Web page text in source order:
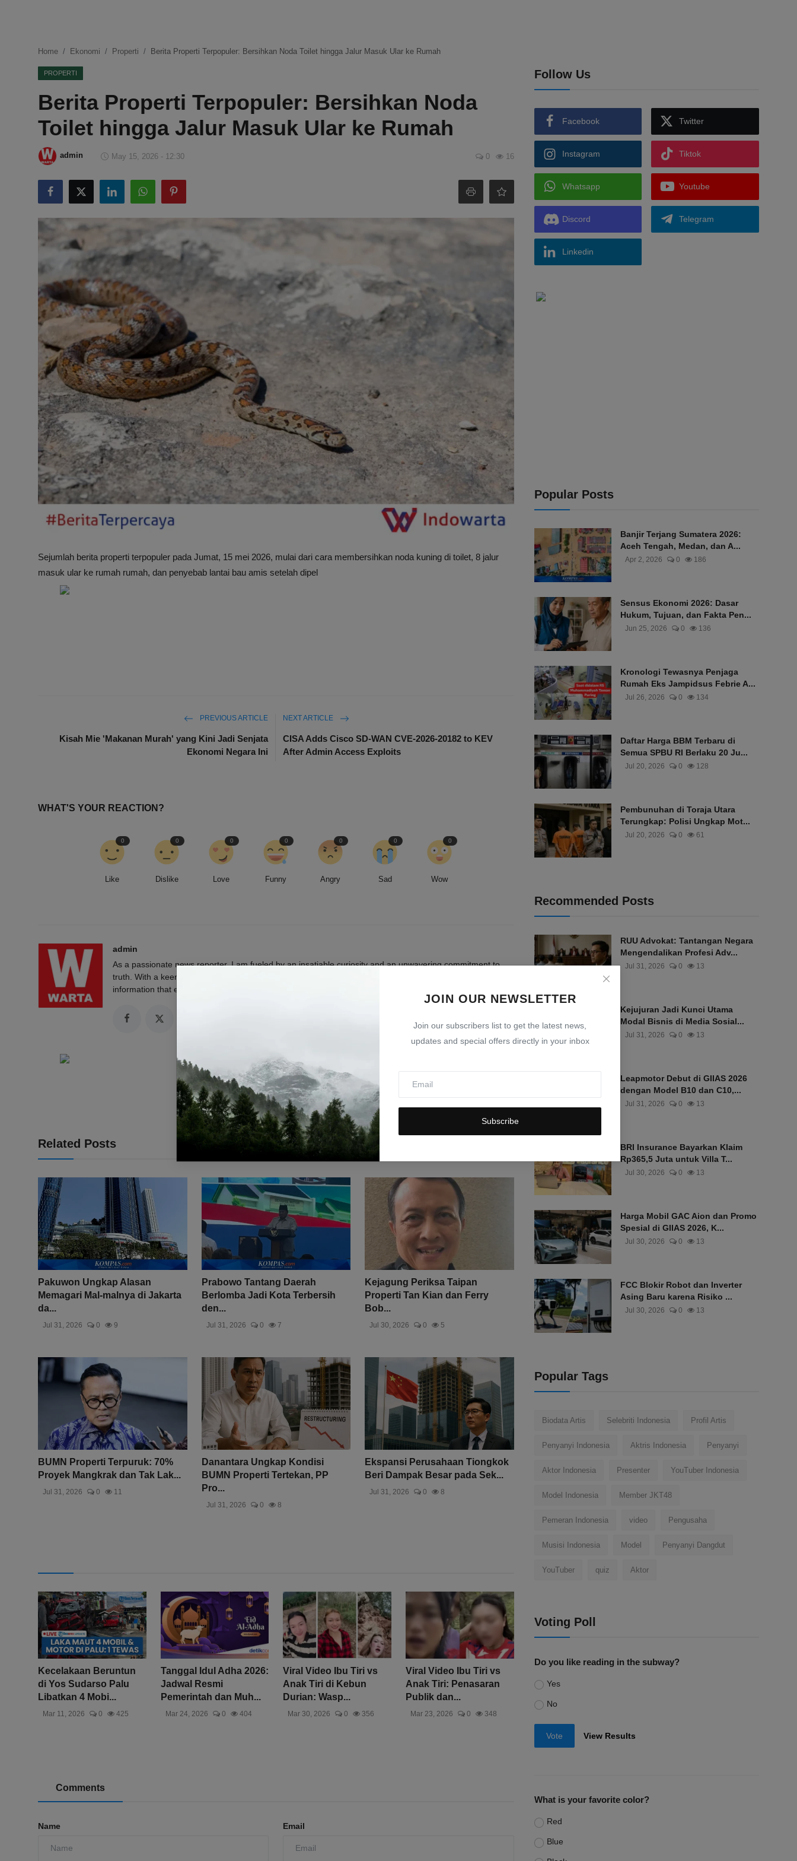
Ekonomi
Internasional
Teknologi
Hiburan
Kesehatan
JOIN OUR NEWSLETTER
Join our subscribers list to get the latest news,
updates and special offers directly in your inbox
Subscribe
Home Ekonomi Properti Berita Properti Terpopuler: Bersihkan Noda Toilet hingga Jalur Masuk Ular ke Rumah
PROPERTI
Berita Properti Terpopuler: Bersihkan Noda
Toilet hingga Jalur Masuk Ular ke Rumah
admin May 15, 2026 - 12:30 0 16
Sejumlah berita properti terpopuler pada Jumat, 15 mei 2026, mulai dari cara membersihkan noda kuning di toilet, 8 jalur
masuk ular ke rumah rumah, dan penyebab lantai bau amis setelah dipel
PREVIOUS ARTICLE
Kisah Mie 'Makanan Murah' yang Kini Jadi Senjata
Ekonomi Negara Ini
NEXT ARTICLE
CISA Adds Cisco SD-WAN CVE-2026-20182 to KEV
After Admin Access Exploits
WHAT'S YOUR REACTION?
Like
0
Dislike
0
Love
0
Funny
0
Angry
0
Sad
0
Wow
0
admin
As a passionate news reporter, I am fueled by an insatiable curiosity and an unwavering commitment to
truth. With a keen eye for detail and a relentless pursuit of stories, I strive to deliver timely and accurate
information that empowers and engages readers.
Related Posts
Pakuwon Ungkap Alasan
Memagari Mal-malnya di Jakarta
da...
Jul 31, 2026 0 9
Prabowo Tantang Daerah
Berlomba Jadi Kota Terbersih
den...
Jul 31, 2026 0 7
Kejagung Periksa Taipan
Properti Tan Kian dan Ferry
Bob...
Jul 30, 2026 0 5
BUMN Properti Terpuruk: 70%
Proyek Mangkrak dan Tak Lak...
Jul 31, 2026 0 11
Danantara Ungkap Kondisi
BUMN Properti Tertekan, PP
Pro...
Jul 31, 2026 0 8
Ekspansi Perusahaan Tiongkok
Beri Dampak Besar pada Sek...
Jul 31, 2026 0 8
Kecelakaan Beruntun
di Yos Sudarso Palu
Libatkan 4 Mobi...
Mar 11, 2026 0 425
Tanggal Idul Adha 2026:
Jadwal Resmi
Pemerintah dan Muh...
Mar 24, 2026 0 404
Viral Video Ibu Tiri vs
Anak Tiri di Kebun
Durian: Wasp...
Mar 30, 2026 0 356
Viral Video Ibu Tiri vs
Anak Tiri: Penasaran
Publik dan...
Mar 23, 2026 0 348
Comments
Name Email
Follow Us
Facebook Twitter
Instagram Tiktok
Whatsapp Youtube
Discord Telegram
Linkedin
Popular Posts
Banjir Terjang Sumatera 2026:
Aceh Tengah, Medan, dan A...
Apr 2, 2026 0 186
Sensus Ekonomi 2026: Dasar
Hukum, Tujuan, dan Fakta Pen...
Jun 25, 2026 0 136
Kronologi Tewasnya Penjaga
Rumah Eks Jampidsus Febrie A...
Jul 26, 2026 0 134
Daftar Harga BBM Terbaru di
Semua SPBU RI Berlaku 20 Ju...
Jul 20, 2026 0 128
Pembunuhan di Toraja Utara
Terungkap: Polisi Ungkap Mot...
Jul 20, 2026 0 61
Recommended Posts
RUU Advokat: Tantangan Negara
Mengendalikan Profesi Adv...
Jul 31, 2026 0 13
Kejujuran Jadi Kunci Utama
Modal Bisnis di Media Sosial...
Jul 31, 2026 0 13
Leapmotor Debut di GIIAS 2026
dengan Model B10 dan C10,...
Jul 31, 2026 0 13
BRI Insurance Bayarkan Klaim
Rp365,5 Juta untuk Villa T...
Jul 30, 2026 0 13
Harga Mobil GAC Aion dan Promo
Spesial di GIIAS 2026, K...
Jul 30, 2026 0 13
FCC Blokir Robot dan Inverter
Asing Baru karena Risiko ...
Jul 30, 2026 0 13
Popular Tags
Biodata Artis Selebriti Indonesia Profil Artis
Penyanyi Indonesia Aktris Indonesia Penyanyi
Aktor Indonesia Presenter YouTuber Indonesia
Model Indonesia Member JKT48
Pemeran Indonesia video Pengusaha
Musisi Indonesia Model Penyanyi Dangdut
YouTuber quiz Aktor
Voting Poll
Do you like reading in the subway?
Yes
No
Vote View Results
What is your favorite color?
Red
Blue